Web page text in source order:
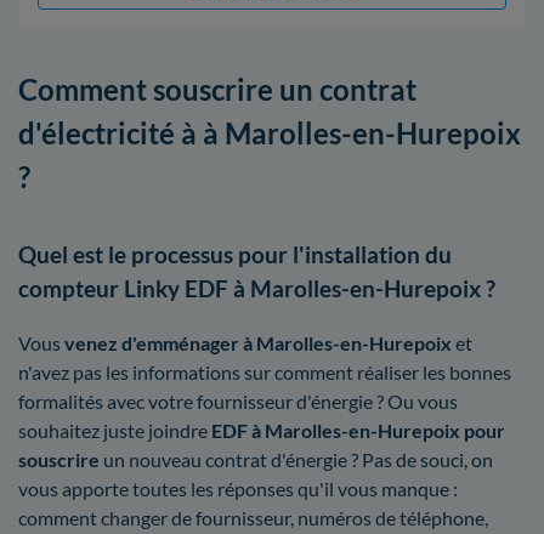
Comment souscrire un contrat
d'électricité à à Marolles-en-Hurepoix
?
Quel est le processus pour l'installation du
compteur Linky EDF à Marolles-en-Hurepoix ?
Vous venez d'emménager à Marolles-en-Hurepoix et
n'avez pas les informations sur comment réaliser les bonnes
formalités avec votre fournisseur d'énergie ? Ou vous
souhaitez juste joindre EDF à Marolles-en-Hurepoix pour
souscrire un nouveau contrat d'énergie ? Pas de souci, on
vous apporte toutes les réponses qu'il vous manque :
comment changer de fournisseur, numéros de téléphone,